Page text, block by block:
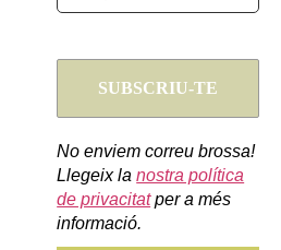
No enviem correu brossa!
Llegeix lanostra política
de privacitatper a més
informació.